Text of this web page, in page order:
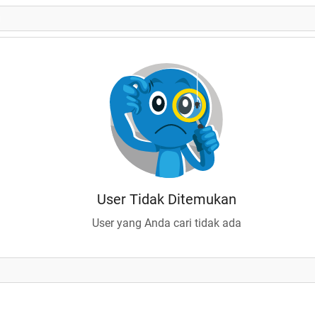
User Tidak Ditemukan
User yang Anda cari tidak ada